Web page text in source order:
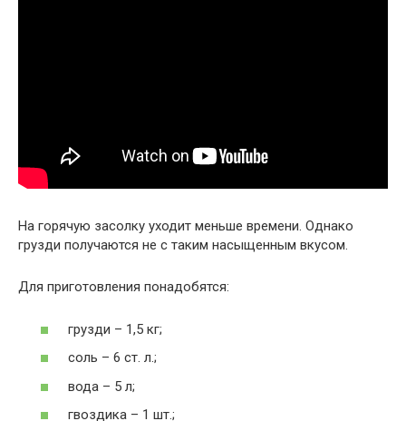
На горячую засолку уходит меньше времени. Однако
грузди получаются не с таким насыщенным вкусом.
Для приготовления понадобятся:
грузди – 1,5 кг;
соль – 6 ст. л.;
вода – 5 л;
гвоздика – 1 шт.;